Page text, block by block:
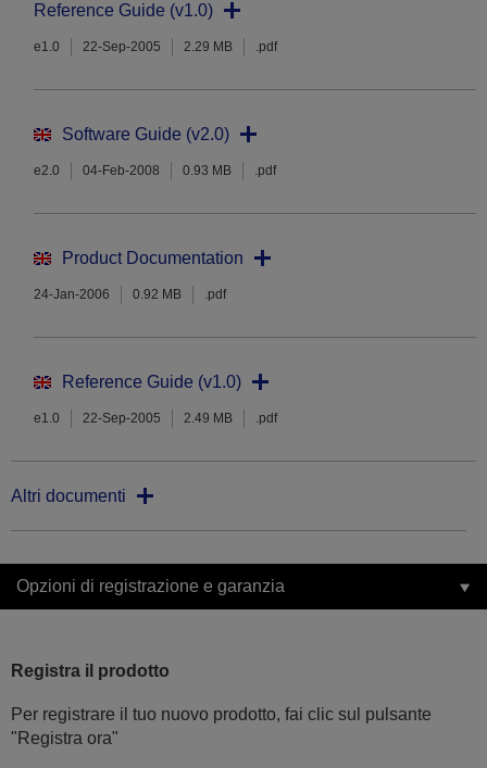
Reference Guide (v1.0)
e1.0 22-Sep-2005 2.29 MB .pdf
Software Guide (v2.0)
e2.0 04-Feb-2008 0.93 MB .pdf
Product Documentation
24-Jan-2006 0.92 MB .pdf
Reference Guide (v1.0)
e1.0 22-Sep-2005 2.49 MB .pdf
Altri documenti
Opzioni di registrazione e garanzia
Registra il prodotto
Per registrare il tuo nuovo prodotto, fai clic sul pulsante
"Registra ora"